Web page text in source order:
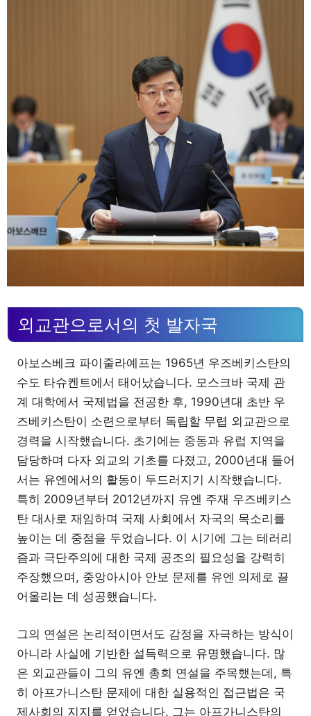
외교관으로서의 첫 발자국
아보스베크 파이줄라예프는 1965년 우즈베키스탄의
수도 타슈켄트에서 태어났습니다. 모스크바 국제 관
계 대학에서 국제법을 전공한 후, 1990년대 초반 우
즈베키스탄이 소련으로부터 독립할 무렵 외교관으로
경력을 시작했습니다. 초기에는 중동과 유럽 지역을
담당하며 다자 외교의 기초를 다졌고, 2000년대 들어
서는 유엔에서의 활동이 두드러지기 시작했습니다.
특히 2009년부터 2012년까지 유엔 주재 우즈베키스
탄 대사로 재임하며 국제 사회에서 자국의 목소리를
높이는 데 중점을 두었습니다. 이 시기에 그는 테러리
즘과 극단주의에 대한 국제 공조의 필요성을 강력히
주장했으며, 중앙아시아 안보 문제를 유엔 의제로 끌
어올리는 데 성공했습니다.
그의 연설은 논리적이면서도 감정을 자극하는 방식이
아니라 사실에 기반한 설득력으로 유명했습니다. 많
은 외교관들이 그의 유엔 총회 연설을 주목했는데, 특
히 아프가니스탄 문제에 대한 실용적인 접근법은 국
제사회의 지지를 얻었습니다. 그는 아프가니스탄의